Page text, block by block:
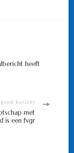
heeft
bericht
met
is een fvgr